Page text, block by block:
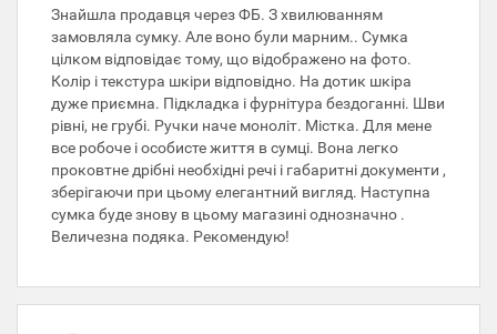
Знайшла продавця через ФБ. З хвилюванням
замовляла сумку. Але воно були марним.. Сумка
цілком відповідає тому, що відображено на фото.
Колір і текстура шкіри відповідно. На дотик шкіра
дуже приємна. Підкладка і фурнітура бездоганні. Шви
рівні, не грубі. Ручки наче моноліт. Містка. Для мене
все робоче і особисте життя в сумці. Вона легко
проковтне дрібні необхідні речі і габаритні документи ,
зберігаючи при цьому елегантний вигляд. Наступна
сумка буде знову в цьому магазині однозначно .
Величезна подяка. Рекомендую!